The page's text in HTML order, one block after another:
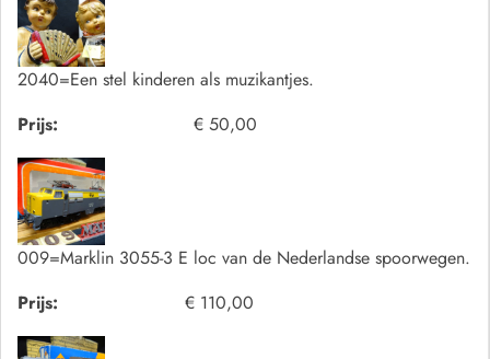
2040=Een stel kinderen als muzikantjes.
Prijs:
€ 50,00
009=Marklin 3055-3 E loc van de Nederlandse spoorwegen.
Prijs:
€ 110,00